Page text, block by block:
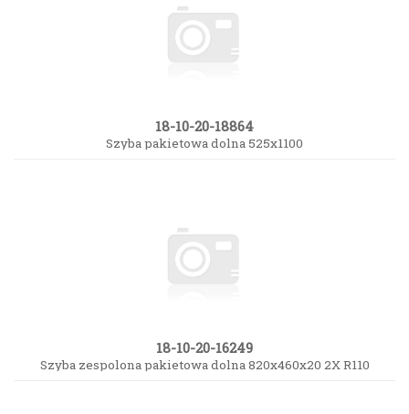
18-10-20-18864
Szyba pakietowa dolna 525x1100
18-10-20-16249
Szyba zespolona pakietowa dolna 820x460x20 2X R110